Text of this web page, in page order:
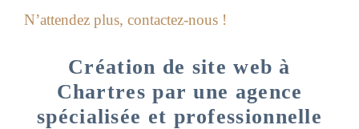
N’attendez plus, contactez-nous !
Création de site web à
Chartres par une agence
spécialisée et professionnelle